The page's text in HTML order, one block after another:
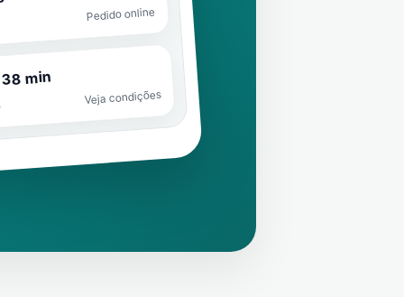
Pedido online
min
Veja condições